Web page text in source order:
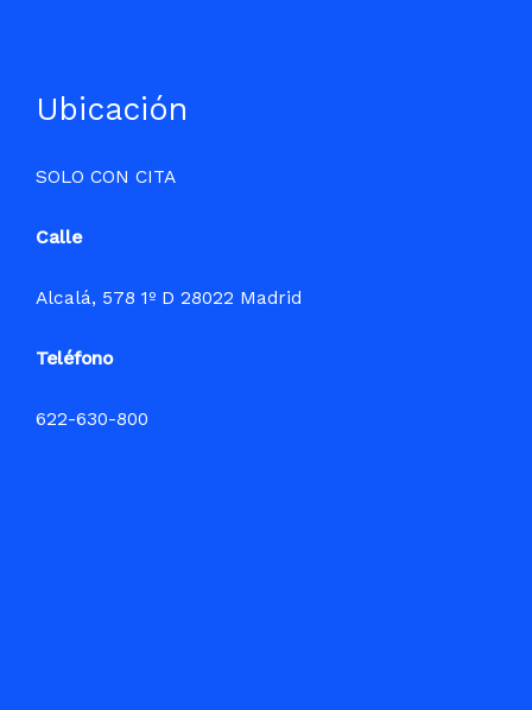
Ubicación
SOLO CON CITA
Calle
Alcalá, 578 1º D 28022 Madrid
Teléfono
622-630-800